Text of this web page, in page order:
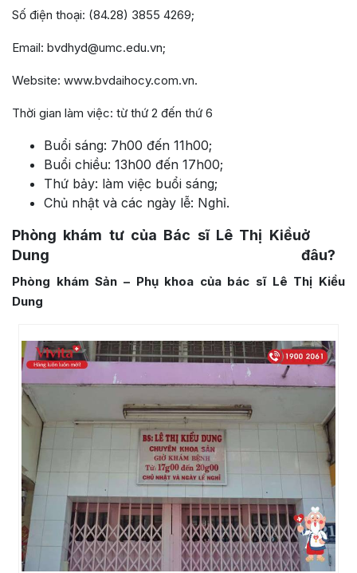
Số điện thoại: (84.28) 3855 4269;
Email: bvdhyd@umc.edu.vn;
Website: www.bvdaihocy.com.vn.
Thời gian làm việc: từ thứ 2 đến thứ 6
Buổi sáng: 7h00 đến 11h00;
Buổi chiều: 13h00 đến 17h00;
Thứ bảy: làm việc buổi sáng;
Chủ nhật và các ngày lễ: Nghỉ.
Phòng khám tư của Bác sĩ Lê Thị Kiều
Dung
ở
đâu?
Phòng khám Sản – Phụ khoa của bác sĩ Lê Thị Kiều
Dung